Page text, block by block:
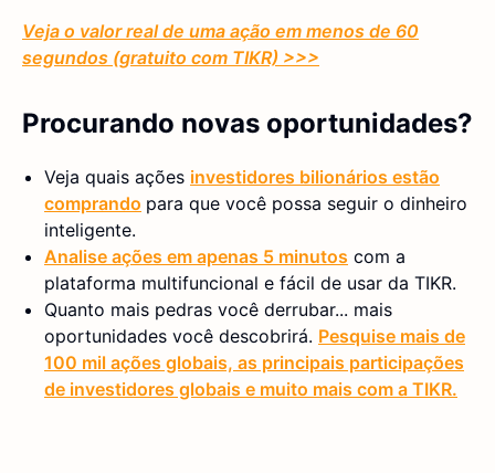
Veja o valor real de uma ação em menos de 60
segundos (gratuito com TIKR) >>>
Procurando novas oportunidades?
Veja quais ações investidores bilionários estão
comprando para que você possa seguir o dinheiro
inteligente.
Analise ações em apenas 5 minutos com a
plataforma multifuncional e fácil de usar da TIKR.
Quanto mais pedras você derrubar... mais
oportunidades você descobrirá. Pesquise mais de
100 mil ações globais, as principais participações
de investidores globais e muito mais com a TIKR.